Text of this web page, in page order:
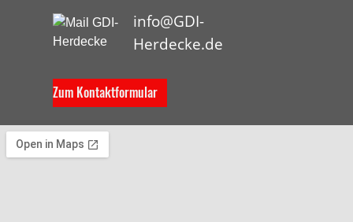
info@GDI-
Herdecke.de
Zum Kontaktformular